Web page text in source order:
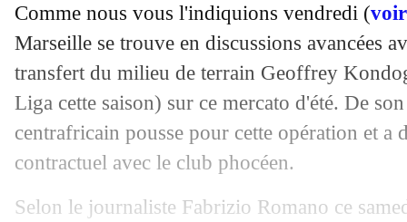
Comme nous vous l'indiquions vendredi (
Marseille se trouve en discussions avancées
transfert du milieu de terrain Geoffrey
Liga cette saison) sur ce mercato d'été. De
centrafricain pousse pour cette opération et a
contractuel avec le club phocéen.
Selon le journaliste Fabrizio Romano ce
24/06 PSG: Messi a 36 ans, le joli message
24/06 PSG : Paredes n'a pas compris les fans
24/06 Milan: Inzaghi très déçu par Tonali
Tottenham : Spider-Man conseille